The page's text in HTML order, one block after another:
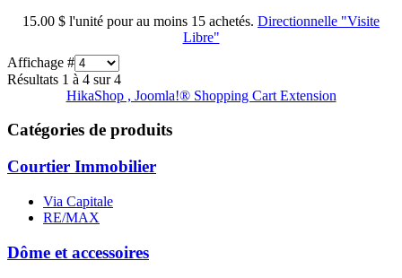
15.00 $ l'unité pour au moins 15 achetés. Directionnelle "Visite
Libre"
Affichage #
Résultats 1 à 4 sur 4
HikaShop , Joomla!® Shopping Cart Extension
Catégories de produits
Courtier Immobilier
Via Capitale
RE/MAX
Dôme et accessoires